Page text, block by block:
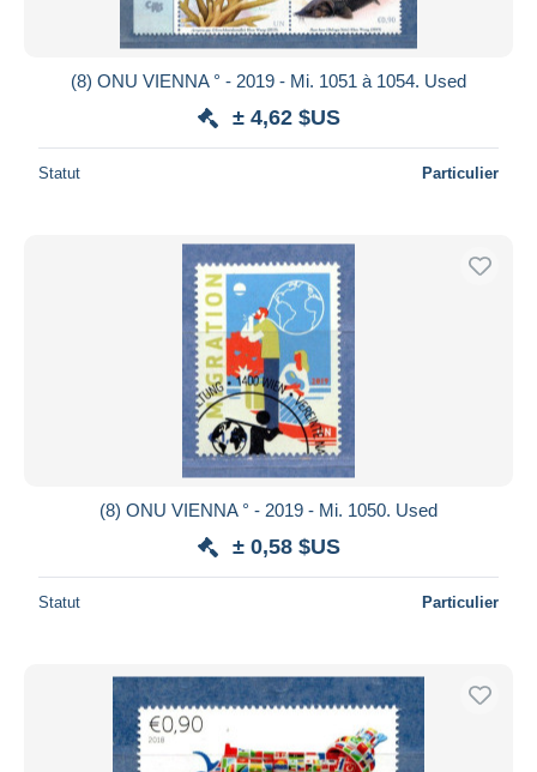
(8) ONU VIENNA ° - 2019 - Mi. 1051 à 1054. Used
± 4,62 $US
Statut Particulier
(8) ONU VIENNA ° - 2019 - Mi. 1050. Used
± 0,58 $US
Statut Particulier